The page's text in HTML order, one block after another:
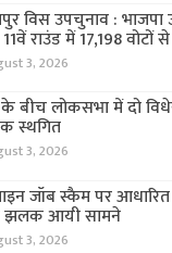
विस उपचुनाव : भाजपा
राउंड में 17,198 वोटों
3, 2026
बीच लोकसभा में दो
स्थगित
3, 2026
जॉब स्कैम पर आधारित
झलक आयी सामने
3, 2026